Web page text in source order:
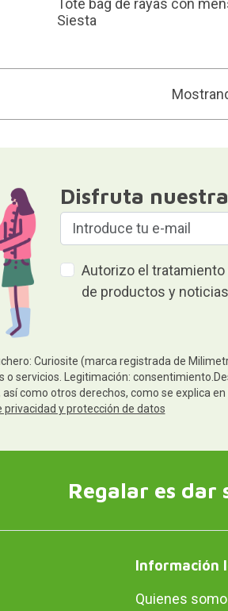
Tote bag de rayas con
Siesta
Disfruta
Autorizo el
de productos y
Curiosite (marca registrada de
o servicios. Legitimación:
como otros derechos, como se explica
privacidad y protección de datos
Regalar es
Información
Quienes